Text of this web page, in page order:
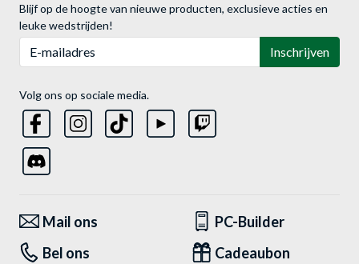
Blijf op de hoogte van nieuwe producten, exclusieve acties en
leuke wedstrijden!
Inschrijven
Volg ons op sociale media.
Mail ons
PC-Builder
Bel ons
Cadeaubon